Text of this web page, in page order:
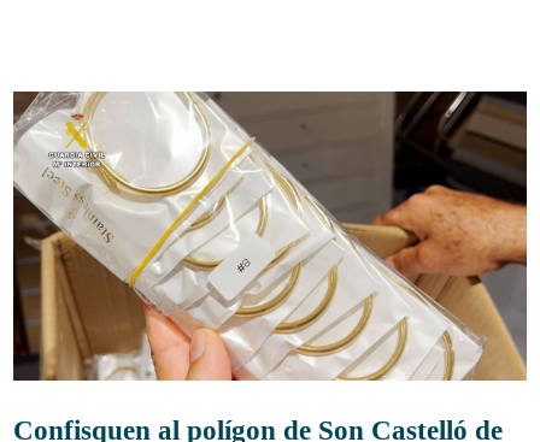
Confisquen al polígon de Son Castelló de